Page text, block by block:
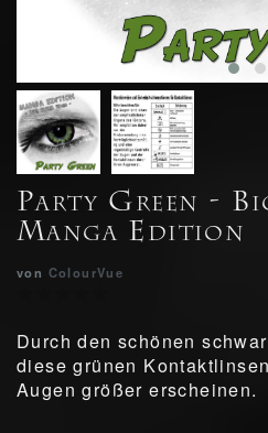
Party Green -
Manga Edition
von ColourVue
Durch den schönen
diese grünen
Augen größer erscheinen.